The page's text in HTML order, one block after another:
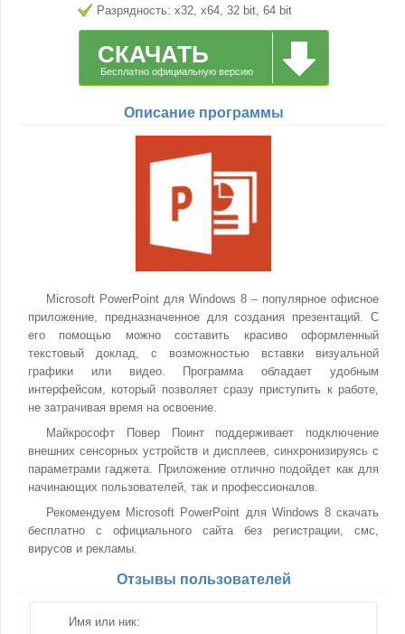
Разрядность: x32, x64, 32 bit, 64 bit
СКАЧАТЬ
Бесплатно официальную версию
Описание программы
Microsoft PowerPoint для Windows 8 – популярное офисное
приложение, предназначенное для создания презентаций. С
его помощью можно составить красиво оформленный
текстовый доклад, с возможностью вставки визуальной
графики или видео. Программа обладает удобным
интерфейсом, который позволяет сразу приступить к работе,
не затрачивая время на освоение.
Майкрософт Повер Поинт поддерживает подключение
внешних сенсорных устройств и дисплеев, синхронизируясь с
параметрами гаджета. Приложение отлично подойдет как для
начинающих пользователей, так и профессионалов.
Рекомендуем Microsoft PowerPoint для Windows 8 скачать
бесплатно с официального сайта без регистрации, смс,
вирусов и рекламы.
Отзывы пользователей
Имя или ник: